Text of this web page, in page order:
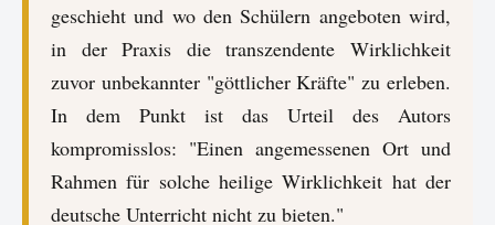
geschieht und wo den Schülern angeboten wird,
in der Praxis die transzendente Wirklichkeit
zuvor unbekannter "göttlicher Kräfte" zu erleben.
In dem Punkt ist das Urteil des Autors
kompromisslos: "Einen angemessenen Ort und
Rahmen für solche heilige Wirklichkeit hat der
deutsche Unterricht nicht zu bieten."